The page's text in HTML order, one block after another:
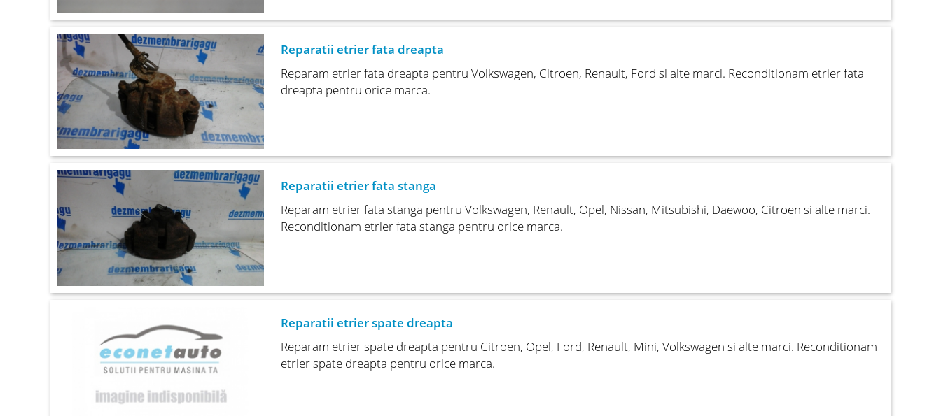
Reparatii etrier fata dreapta
Reparam etrier fata dreapta pentru Volkswagen, Citroen, Renault, Ford si alte marci. Reconditionam etrier fata
dreapta pentru orice marca.
Reparatii etrier fata stanga
Reparam etrier fata stanga pentru Volkswagen, Renault, Opel, Nissan, Mitsubishi, Daewoo, Citroen si alte marci.
Reconditionam etrier fata stanga pentru orice marca.
Reparatii etrier spate dreapta
Reparam etrier spate dreapta pentru Citroen, Opel, Ford, Renault, Mini, Volkswagen si alte marci. Reconditionam
etrier spate dreapta pentru orice marca.